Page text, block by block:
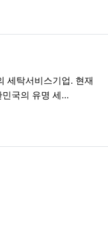
세탁서비스기업. 현재
국의 유명 세…